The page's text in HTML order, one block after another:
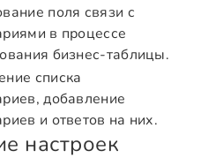
поля связи с
в процессе
бизнес-таблицы.
списка
добавление
и ответов на них.
настроек